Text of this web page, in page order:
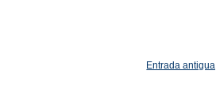
Entrada antigua